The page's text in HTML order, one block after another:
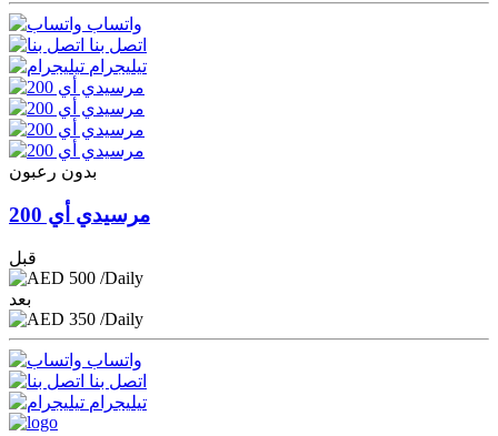
واتساب
اتصل بنا
تيليجرام
بدون رعبون
مرسيدي أي 200
قبل
500 /Daily
بعد
350 /Daily
واتساب
اتصل بنا
تيليجرام